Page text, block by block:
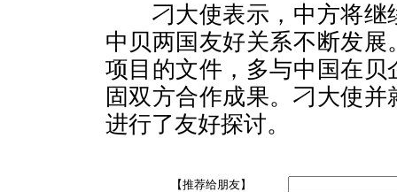
刁大使表示，中方将继
中贝两国友好关系不断发
项目的文件，多与中国在
固双方合作成果。刁大使
进行了友好探讨。
【推荐给朋友】